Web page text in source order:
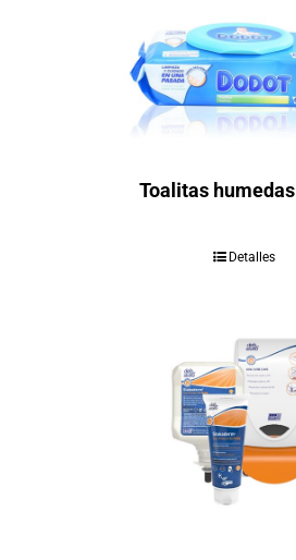
Toalitas humedas
Detalles